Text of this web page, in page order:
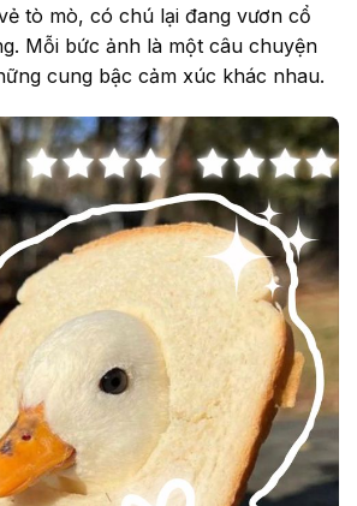
tò mò, có chú lại đang vươn cổ
Mỗi bức ảnh là một câu chuyện
cung bậc cảm xúc khác nhau.